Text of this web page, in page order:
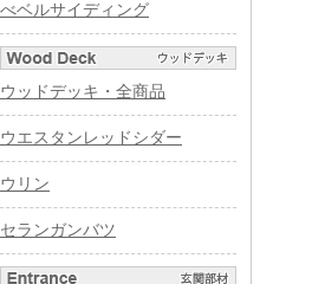
べベルサイディング
ウッドデッキ・全商品
ウエスタンレッドシダー
ウリン
セランガンバツ